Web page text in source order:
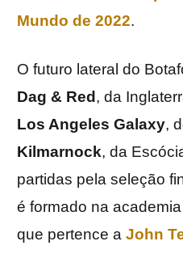
Mundo de 2022.
O futuro lateral do
Dag & Red , da
Los Angeles Galaxy,
Kilmarnock, da
partidas pela seleção
é formado na
que pertence a John